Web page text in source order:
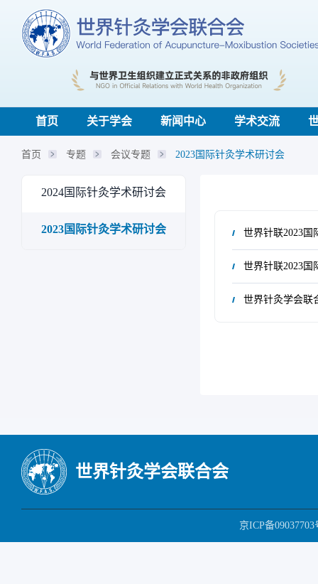
首页 关于学会 新闻中心 学术交流
首页 专题 会议专题 2023国际针灸学术研讨会
2024国际针灸学术研讨会
2023国际针灸学术研讨会 世界针联2023国
世界针联2023国
世界针灸学会联
世界针灸学会联合会
京ICP备09037703